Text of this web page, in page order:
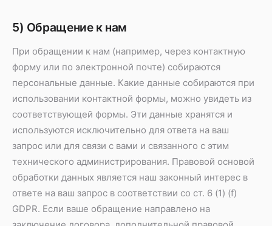
5) Обращение к нам
При обращении к нам (например, через контактную
форму или по электронной почте) собираются
персональные данные. Какие данные собираются при
использовании контактной формы, можно увидеть из
соответствующей формы. Эти данные хранятся и
используются исключительно для ответа на ваш
запрос или для связи с вами и связанного с этим
технического администрирования. Правовой основой
обработки данных является наш законный интерес в
ответе на ваш запрос в соответствии со ст. 6 (1) (f)
GDPR. Если ваше обращение направлено на